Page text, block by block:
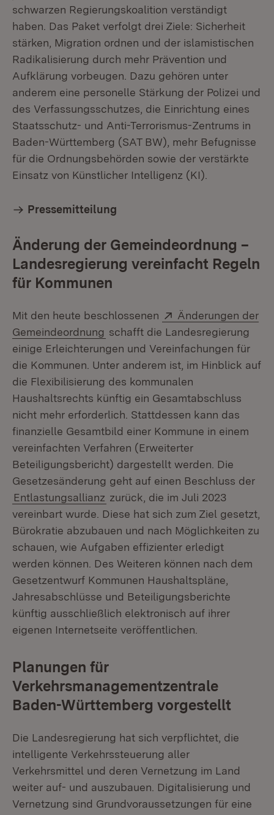
schwarzen Regierungskoalition verständigt
haben. Das Paket verfolgt drei Ziele: Sicherheit
stärken, Migration ordnen und der islamistischen
Radikalisierung durch mehr Prävention und
Aufklärung vorbeugen. Dazu gehören unter
anderem eine personelle Stärkung der Polizei und
des Verfassungsschutzes, die Einrichtung eines
Staatsschutz- und Anti-Terrorismus-Zentrums in
Baden-Württemberg (SAT BW), mehr Befugnisse
für die Ordnungsbehörden sowie der verstärkte
Einsatz von Künstlicher Intelligenz (KI).
Pressemitteilung
Änderung der Gemeindeordnung –
Landesregierung vereinfacht Regeln
für Kommunen
Mit den heute beschlossenen Extern:
Änderungen der
Gemeindeordnung (Öffnet in neuem Fenster)
schafft die Landesregierung
einige Erleichterungen und Vereinfachungen für
die Kommunen. Unter anderem ist, im Hinblick auf
die Flexibilisierung des kommunalen
Haushaltsrechts künftig ein Gesamtabschluss
nicht mehr erforderlich. Stattdessen kann das
finanzielle Gesamtbild einer Kommune in einem
vereinfachten Verfahren (Erweiterter
Beteiligungsbericht) dargestellt werden. Die
Gesetzesänderung geht auf einen Beschluss der
Entlastungsallianz zurück, die im Juli 2023
vereinbart wurde. Diese hat sich zum Ziel gesetzt,
Bürokratie abzubauen und nach Möglichkeiten zu
schauen, wie Aufgaben effizienter erledigt
werden können. Des Weiteren können nach dem
Gesetzentwurf Kommunen Haushaltspläne,
Jahresabschlüsse und Beteiligungsberichte
künftig ausschließlich elektronisch auf ihrer
eigenen Internetseite veröffentlichen.
Planungen für
Verkehrsmanagementzentrale
Baden-Württemberg vorgestellt
Die Landesregierung hat sich verpflichtet, die
intelligente Verkehrssteuerung aller
Verkehrsmittel und deren Vernetzung im Land
weiter auf- und auszubauen. Digitalisierung und
Vernetzung sind Grundvoraussetzungen für eine